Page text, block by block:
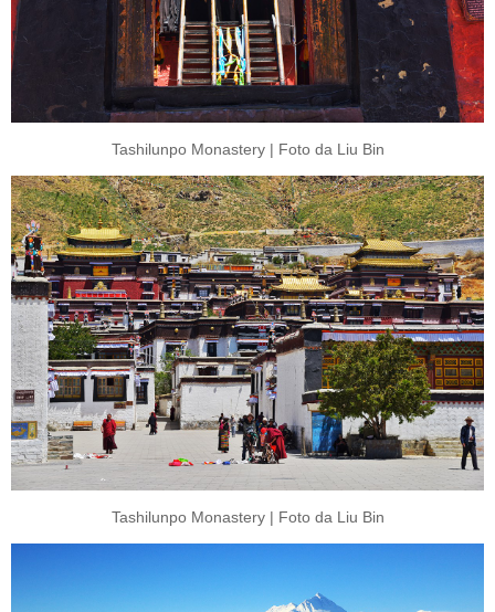
Tashilunpo Monastery | Foto da Liu Bin
Tashilunpo Monastery | Foto da Liu Bin